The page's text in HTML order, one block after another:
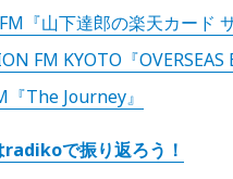
『山下達郎の楽天カード
FM KYOTO『OVERSEAS
『The Journey』
radikoで振り返ろう！